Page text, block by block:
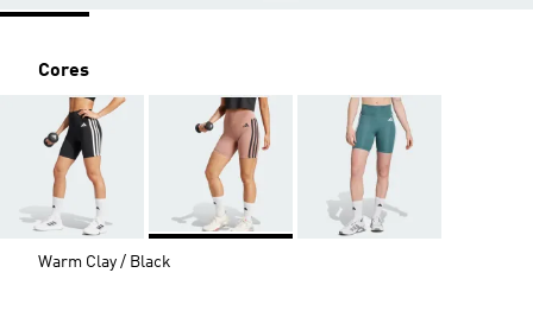
Cores
Warm Clay / Black